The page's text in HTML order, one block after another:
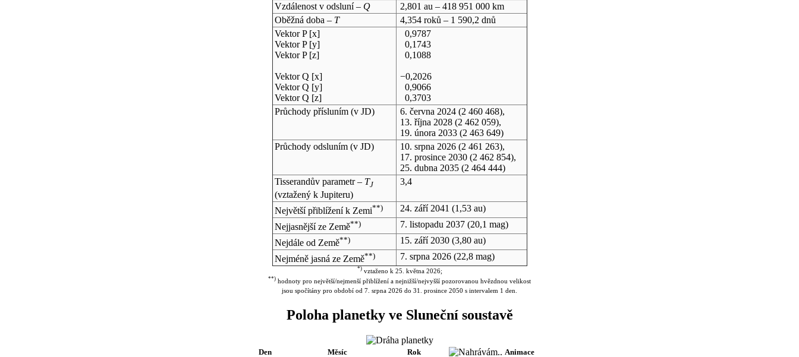
Vzdálenost v odsluní – Q
2,801 au – 418 951 000 km
Oběžná doba – T
4,354 roků – 1 590,2 dnů
Vektor P [x]
Vektor P [y]
Vektor P [z]
Vektor Q [x]
Vektor Q [y]
Vektor Q [z]
0,9787
0,1743
0,1088
−0,2026
0,9066
0,3703
Průchody přísluním (v JD) 6. června 2024(2 460 468),
13. října 2028(2 462 059),
19. února 2033(2 463 649)
Průchody odsluním (v JD) 10. srpna 2026(2 461 263),
17. prosince 2030(2 462 854),
25. dubna 2035(2 464 444)
Tisserandův parametr – TJ
(vztažený k Jupiteru)
3,4
Největší přiblížení k Zemi**) 24. září 2041 (1,53 au)
Nejjasnější ze Země**) 7. listopadu 2037(20,1 mag)
Nejdále od Země**) 15. září 2030(3,80 au)
Nejméně jasná ze Země**) 7. srpna 2026(22,8 mag)
*)vztaženo k 25. května 2026;
**) hodnoty pro největší/nejmenší přiblížení a nejnižší/nejvyšší pozorovanou hvězdnou velikost
jsou spočítány pro období od 7. srpna 2026 do 31. prosince 2050 s intervalem 1 den.
Poloha planetky ve Sluneční soustavě
Den Měsíc Rok Animace